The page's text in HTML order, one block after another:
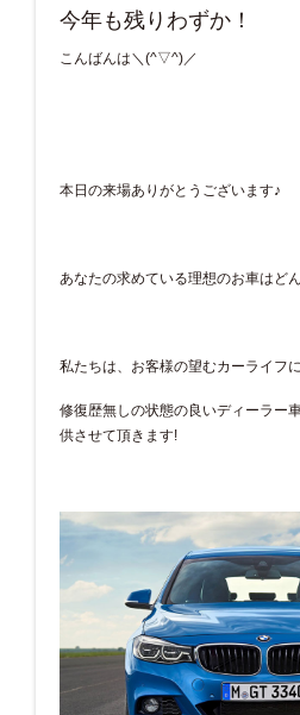
今年も残りわずか！
こんばんは＼(^▽^)／
本日の来場ありがとうございます♪
あなたの求めている理想のお車はど
私たちは、お客様の望むカーライフ
修復歴無しの状態の良いディーラー
供させて頂きます!